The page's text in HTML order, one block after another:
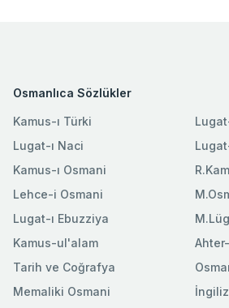
Osmanlıca Sözlükler
Kamus-ı Türki
Lugat-ı Naci
Kamus-ı Osmani
Lehce-i Osmani
Lugat-ı Ebuzziya
Kamus-ul'alam
Tarih ve Coğrafya
Memaliki Osmani